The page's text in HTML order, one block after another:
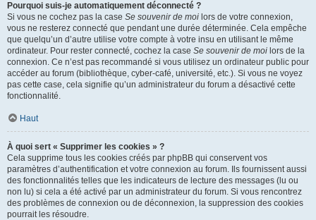
Pourquoi suis-je automatiquement déconnecté ?
Si vous ne cochez pas la case Se souvenir de moi lors de votre connexion,
vous ne resterez connecté que pendant une durée déterminée. Cela empêche
que quelqu’un d’autre utilise votre compte à votre insu en utilisant le même
ordinateur. Pour rester connecté, cochez la case Se souvenir de moi lors de la
connexion. Ce n’est pas recommandé si vous utilisez un ordinateur public pour
accéder au forum (bibliothèque, cyber-café, université, etc.). Si vous ne voyez
pas cette case, cela signifie qu’un administrateur du forum a désactivé cette
fonctionnalité.
Haut
À quoi sert « Supprimer les cookies » ?
Cela supprime tous les cookies créés par phpBB qui conservent vos
paramètres d’authentification et votre connexion au forum. Ils fournissent aussi
des fonctionnalités telles que les indicateurs de lecture des messages (lu ou
non lu) si cela a été activé par un administrateur du forum. Si vous rencontrez
des problèmes de connexion ou de déconnexion, la suppression des cookies
pourrait les résoudre.